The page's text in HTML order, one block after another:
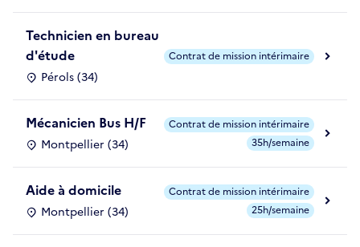
Technicien en bureau
d'étude
Pérols (34)
Contrat de mission intérimaire
Mécanicien Bus H/F
Montpellier (34)
Contrat de mission intérimaire
35h/semaine
Aide à domicile
Montpellier (34)
Contrat de mission intérimaire
25h/semaine